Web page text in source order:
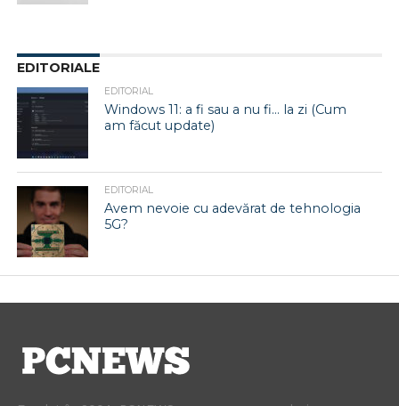
EDITORIALE
EDITORIAL
Windows 11: a fi sau a nu fi… la zi (Cum
am făcut update)
EDITORIAL
Avem nevoie cu adevărat de tehnologia
5G?